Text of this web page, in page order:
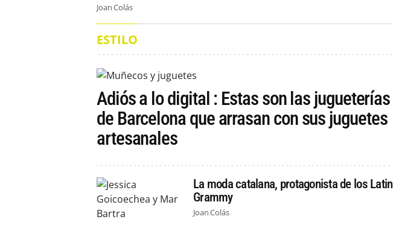
Joan Colás
ESTILO
Adiós a lo digital : Estas son las jugueterías
de Barcelona que arrasan con sus juguetes
artesanales
La moda catalana, protagonista de los Latin
Grammy
Joan Colás